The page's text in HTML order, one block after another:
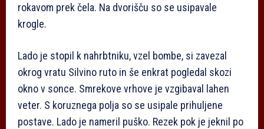
rokavom prek čela. Na dvorišču so se usipavale
krogle.
Lado je stopil k nahrbtniku, vzel bombe, si zavezal
okrog vratu Silvino ruto in še enkrat pogledal skozi
okno v sonce. Smrekove vrhove je vzgibaval lahen
veter. S koruznega polja so se usipale prihuljene
postave. Lado je nameril puško. Rezek pok je jeknil po